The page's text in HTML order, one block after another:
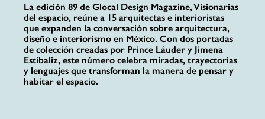
La edición 89 de Glocal Design Magazine, Visionarias
del espacio, reúne a 15 arquitectas e interioristas
que expanden la conversación sobre arquitectura,
diseño e interiorismo en México. Con dos portadas
de colección creadas por Prince Láuder y Jimena
Estíbaliz, este número celebra miradas, trayectorias
y lenguajes que transforman la manera de pensar y
habitar el espacio.